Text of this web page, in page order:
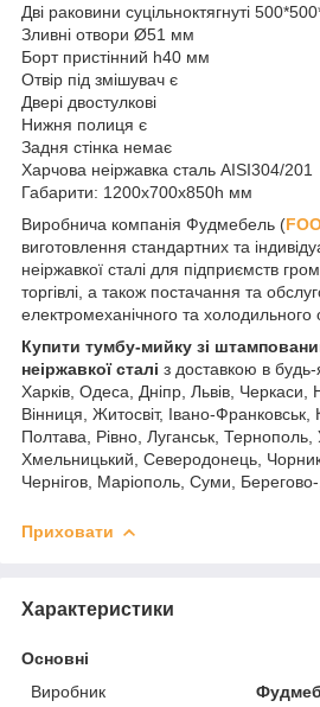
Дві раковини суцільноктягнуті
Зливні отвори Ø51 мм
Борт пристінний h40 мм
Отвір під змішувач є
Двері двостулкові
Нижня полиця є
Задня стінка немає
Харчова неіржавка сталь AISI304/201
Габарити: 1200x700x850h мм
Виробнича компанія Фудмебель (
виготовлення стандартних та
неіржавкої сталі для підприємств
торгівлі, а також постачання та
електромеханічного та холодильного
Купити тумбу-мийку зі
неіржавкої сталі з доставкою в будь-
Харків, Одеса, Дніпр, Львів, Черкаси,
Вінниця, Житосвіт, Івано-Франковськ,
Полтава, Рівно, Луганськ,
Хмельницький, Северодонець,
Чернігов, Маріополь, Суми, Берегово-
Приховати
Характеристики
Основні
Виробник